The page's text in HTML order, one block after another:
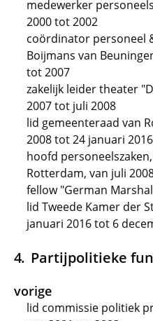
medewerker
2000 tot 2002
coördinator personeel
Boijmans van
tot 2007
zakelijk leider theater
2007 tot juli 2008
lid gemeenteraad van
2008 tot 24 januari 2016
hoofd
Rotterdam, van juli
fellow "German
lid Tweede Kamer der
januari 2016 tot 6
Partijpolitieke
vorige
lid commissie politiek